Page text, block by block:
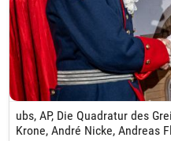
ubs, AP, Die Quadratur des
Krone, André Nicke, Andreas